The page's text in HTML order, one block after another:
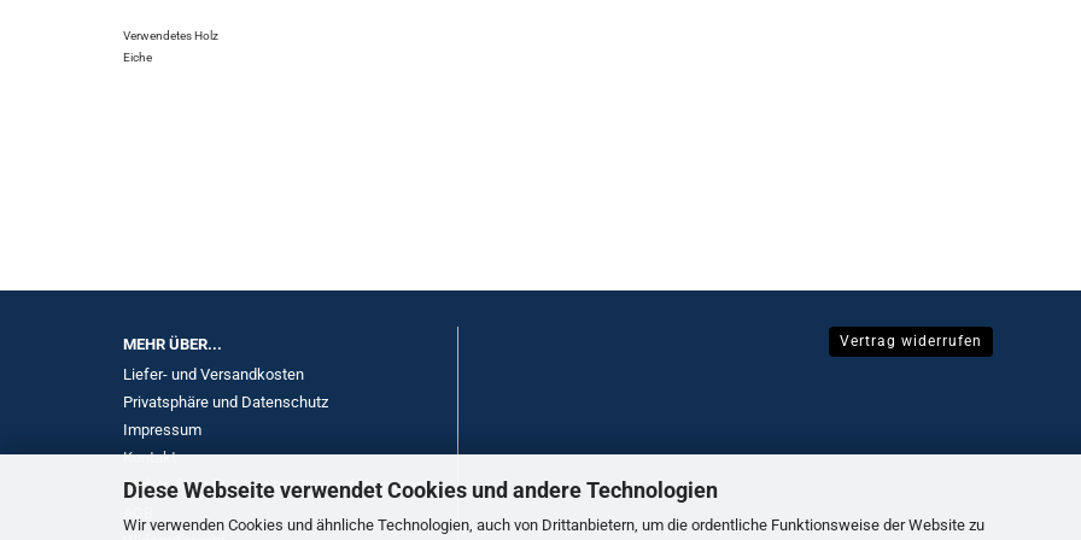
Diese Webseite verwendet Cookies und andere Technologien
Wir verwenden Cookies und ähnliche Technologien, auch von Drittanbietern, um die ordentliche Funktionsweise der Website zu
Verwendetes Holz
Eiche
MEHR ÜBER...
Liefer- und Versandkosten
Privatsphäre und Datenschutz
Impressum
Kontakt
Widerrufsrecht & Muster-Widerrufsformular
Vertrag widerrufen